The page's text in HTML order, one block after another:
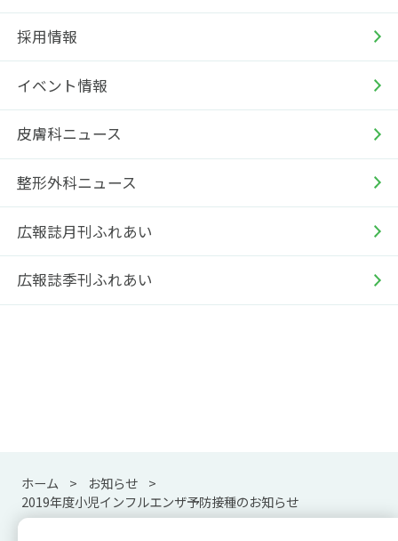
採用情報
イベント情報
皮膚科ニュース
整形外科ニュース
広報誌月刊ふれあい
広報誌季刊ふれあい
ホーム
お知らせ
2019年度小児インフルエンザ予防接種のお知らせ